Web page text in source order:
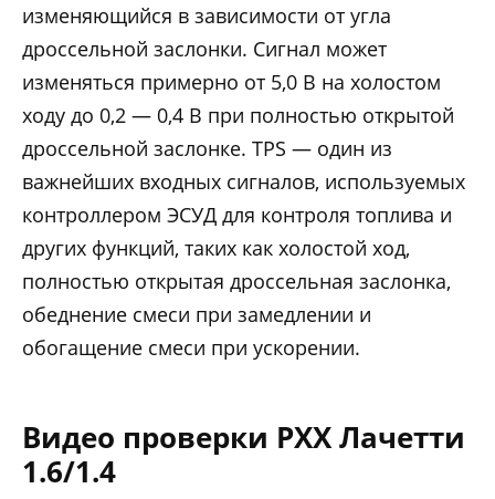
изменяющийся в зависимости от угла
дроссельной заслонки. Сигнал может
изменяться примерно от 5,0 В на холостом
ходу до 0,2 — 0,4 В при полностью открытой
дроссельной заслонке. TPS — один из
важнейших входных сигналов, используемых
контроллером ЭСУД для контроля топлива и
других функций, таких как холостой ход,
полностью открытая дроссельная заслонка,
обеднение смеси при замедлении и
обогащение смеси при ускорении.
Видео проверки РХХ Лачетти
1.6/1.4